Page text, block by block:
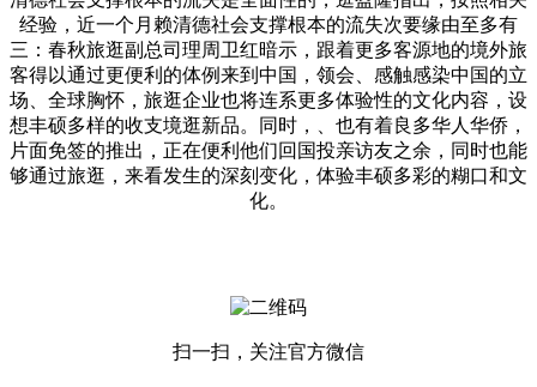
经验，近一个月赖清德社会支撑根本的流失次要缘由至多有
三：春秋旅逛副总司理周卫红暗示，跟着更多客源地的境外旅
客得以通过更便利的体例来到中国，领会、感触感染中国的立
场、全球胸怀，旅逛企业也将连系更多体验性的文化内容，设
想丰硕多样的收支境逛新品。同时，、也有着良多华人华侨，
片面免签的推出，正在便利他们回国投亲访友之余，同时也能
够通过旅逛，来看发生的深刻变化，体验丰硕多彩的糊口和文
化。
扫一扫，关注官方微信